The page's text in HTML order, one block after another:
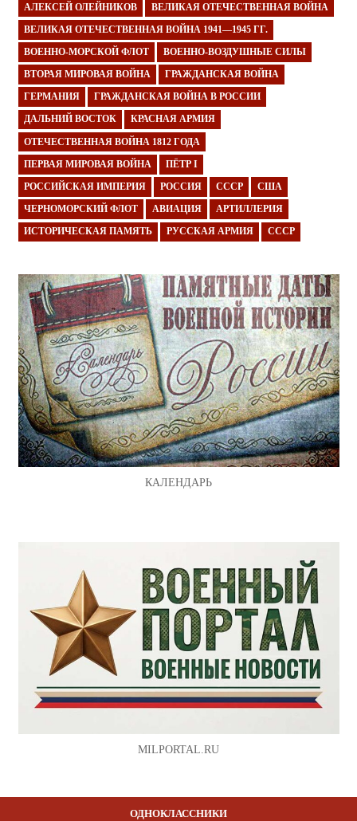
АЛЕКСЕЙ ОЛЕЙНИКОВ ВЕЛИКАЯ ОТЕЧЕСТВЕННАЯ ВОЙНА
ВЕЛИКАЯ ОТЕЧЕСТВЕННАЯ ВОЙНА 1941—1945 ГГ.
ВОЕННО-МОРСКОЙ ФЛОТ ВОЕННО-ВОЗДУШНЫЕ СИЛЫ
ВТОРАЯ МИРОВАЯ ВОЙНА ГРАЖДАНСКАЯ ВОЙНА
ГЕРМАНИЯ ГРАЖДАНСКАЯ ВОЙНА В РОССИИ
ДАЛЬНИЙ ВОСТОК КРАСНАЯ АРМИЯ
ОТЕЧЕСТВЕННАЯ ВОЙНА 1812 ГОДА
ПЕРВАЯ МИРОВАЯ ВОЙНА ПЁТР I
РОССИЙСКАЯ ИМПЕРИЯ РОССИЯ СССР США
ЧЕРНОМОРСКИЙ ФЛОТ АВИАЦИЯ АРТИЛЛЕРИЯ
ИСТОРИЧЕСКАЯ ПАМЯТЬ РУССКАЯ АРМИЯ СССР
КАЛЕНДАРЬ
MILPORTAL.RU
ОДНОКЛАССНИКИ